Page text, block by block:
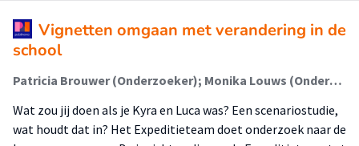
Vignetten omgaan met verandering in de
school
Patricia Brouwer (Onderzoeker); Monika Louws (Onderzoeker); Annemie Struyf (Onderzoeker); Suzanne Gerritsen (Onderzoeker)
Wat zou jij doen als je Kyra en Luca was? Een scenariostudie,
wat houdt dat in? Het Expeditieteam doet onderzoek naar de